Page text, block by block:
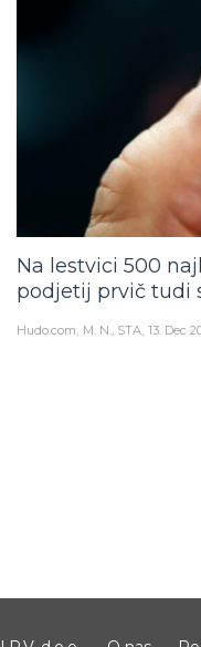
Na lestvici 500
podjetij prvič tudi
Hudo.com M. N., STA 13. Dec